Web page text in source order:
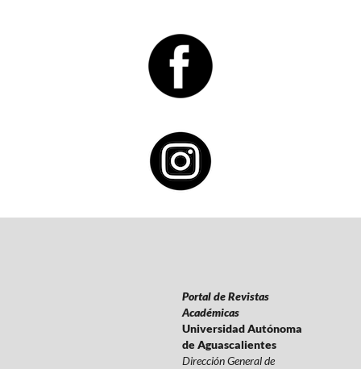
Portal de Revistas
Académicas
Universidad Autónoma
de Aguascalientes
Dirección General de